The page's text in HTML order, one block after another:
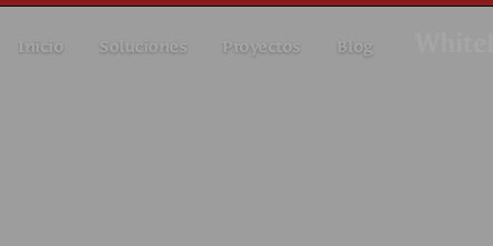
Blog
Proyectos
Soluciones
Inicio